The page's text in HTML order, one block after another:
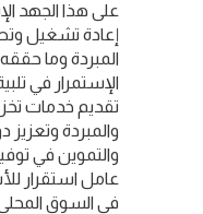
على هذا الجهد
إعادة تشغيل
المبردة وما
الإستمرار في
تقديم خدمات
والمبردة وتعزيز
والتموين في
عامل استقرار
في السوق